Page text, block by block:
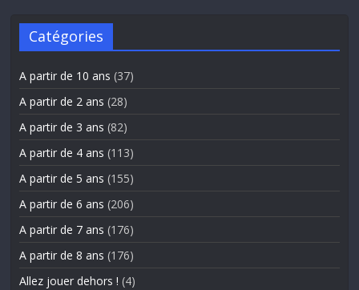
Catégories
A partir de 10 ans (37)
A partir de 2 ans (28)
A partir de 3 ans (82)
A partir de 4 ans (113)
A partir de 5 ans (155)
A partir de 6 ans (206)
A partir de 7 ans (176)
A partir de 8 ans (176)
Allez jouer dehors ! (4)